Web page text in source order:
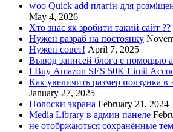
woo Quick add плагін для
May 4, 2026
Хто знає як зробити такий сайт ??
Нужен разраб на постоянку
Нужен совет! April 7, 2025
Вывод записей блога с помощью
I Buy Amazon SES 50K Limit
Как увеличить размер ползунка в
January 27, 2025
Полоски экрана February 21, 2024
Media Library в админ панеле
не отобржаються сохранённые